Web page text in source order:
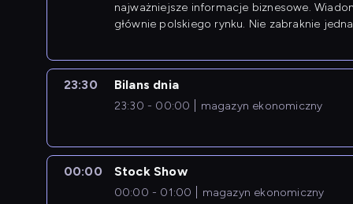
najważniejsze informacje biznesowe.
głównie polskiego rynku. Nie zabraknie
23:30 Bilans dnia
23:30 - 00:00 magazyn ekonomiczny
00:00 Stock Show
00:00 - 01:00
magazyn ekonomiczny